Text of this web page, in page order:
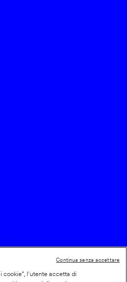
cookie”, l'utente accetta di
Continua senza accettare